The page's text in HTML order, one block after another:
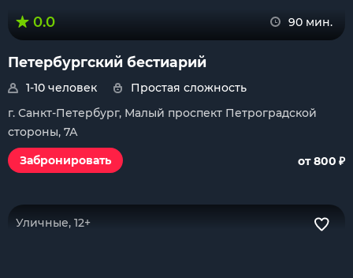
0.0 90 мин.
Петербургский бестиарий
1-10 человек
Простая сложность
г. Санкт-Петербург, Малый проспект Петроградской
стороны, 7А
Забронировать
от 800 ₽
Уличные, 12+